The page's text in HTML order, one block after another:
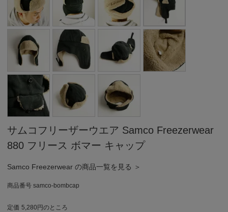
サムコフリーザーウエア Samco Freezerwear
880 フリース ボマー キャップ
Samco Freezerwear の商品一覧を見る ＞
商品番号 samco-bombcap
定価 5,280 のところ